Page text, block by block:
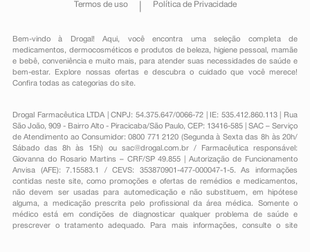
Termos de uso Política de Privacidade
Bem-vindo à Drogal! Aqui, você encontra uma seleção completa de
medicamentos , dermocosméticos e produtos de beleza, higiene pessoal ,mamãe
e bebê, conveniênciae muito mais, para atender suas necessidades de saúde e
bem-estar. Explore nossas ofertas e descubra o cuidado que você merece!
Confira todas as categorias do site.
Drogal Farmacêutica LTDA | CNPJ: 54.375.647/0066-72 | IE: 535.412.860.113 | Rua
São João, 909 - Bairro Alto - Piracicaba/São Paulo, CEP: 13416-585 | SAC – Serviço
de Atendimento ao Consumidor: 0800 771 2120 (Segunda à Sexta das 8h às 20h/
Sábado das 8h às 15h) ou sac@drogal.com.br/ Farmacêutica responsável:
Giovanna do Rosario Martins – CRF/SP 49.855 | Autorização de Funcionamento
Anvisa (AFE): 7.15583.1 / CEVS: 353870901-477-000047-1-5. As informações
contidas neste site, como promoções e ofertas de remédios e medicamentos,
não devem ser usadas para automedicação e não substituem, em hipótese
alguma, a medicação prescrita pelo profissional da área médica. Somente o
médico está em condições de diagnosticar qualquer problema de saúde e
prescrever o tratamento adequado. Para mais informações, consulte o site